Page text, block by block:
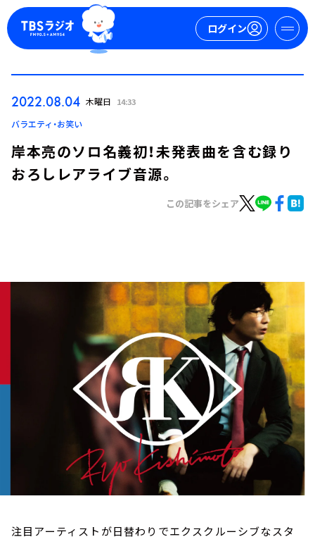
ログイン
ログイン
TBS Podcast
イベント・グッズ
YouTube
会社情報
2022.08.04 木曜日 14:33
バラエティ・お笑い
岸本亮のソロ名義初！未発表曲を含む録り
おろしレアライブ音源。
この記事をシェア
注目アーティストが日替わりでエクスクルーシブなスタ